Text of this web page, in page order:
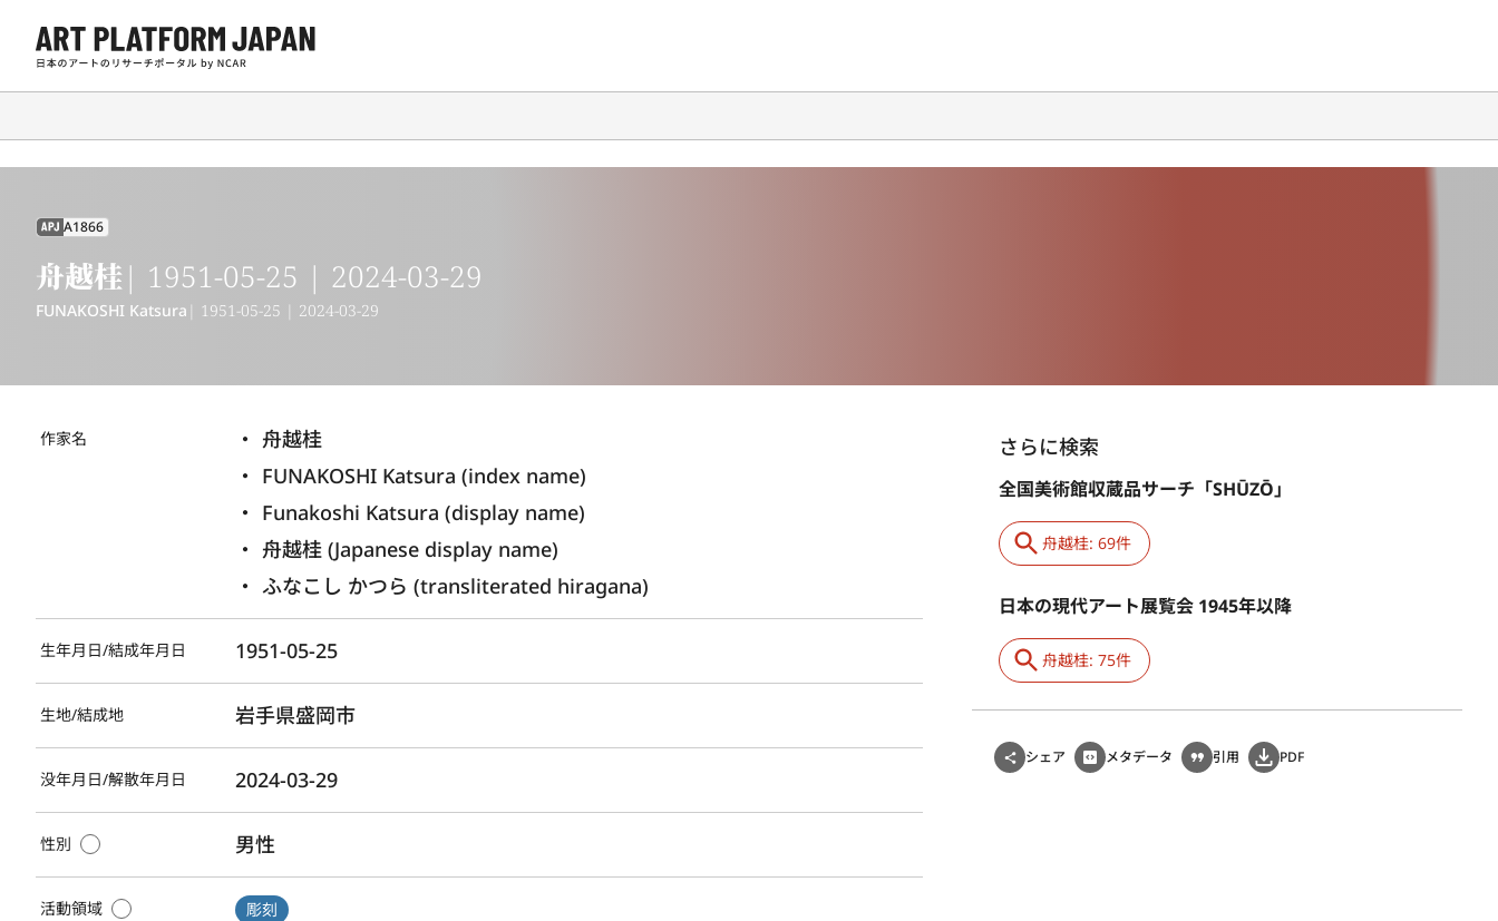
APJ A1866
舟越桂 | 1951-05-25 | 2024-03-29
FUNAKOSHI Katsura | 1951-05-25 | 2024-03-29
作家名
舟越桂
FUNAKOSHI Katsura (index name)
Funakoshi Katsura (display name)
舟越桂 (Japanese display name)
ふなこし かつら (transliterated hiragana)
生年月日/結成年月日 1951-05-25
生地/結成地 岩手県盛岡市
没年月日/解散年月日 2024-03-29
性別 男性
活動領域 彫刻
さらに検索
全国美術館収蔵品サーチ「SHŪZŌ」
舟越桂: 69件
日本の現代アート展覧会 1945年以降
舟越桂: 75件
シェア メタデータ 引用 PDF